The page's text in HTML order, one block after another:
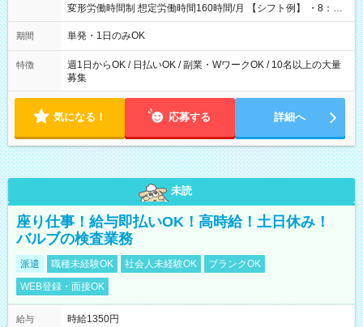
変形労働時間制 想定労働時間160時間/月 【シフト例】 ・8：00
～21：00
期間 単発・1日のみOK
特徴
週1日からOK / 日払いOK / 副業・WワークOK / 10名以上の大量
募集
気になる！ 応募する 詳細へ
未読
座り仕事！給与即払いOK！高時給！土日休み！
バルブの検査業務
派遣 職種未経験OK 社会人未経験OK
ブランクOK
WEB登録・面接OK
給与
時給1350円